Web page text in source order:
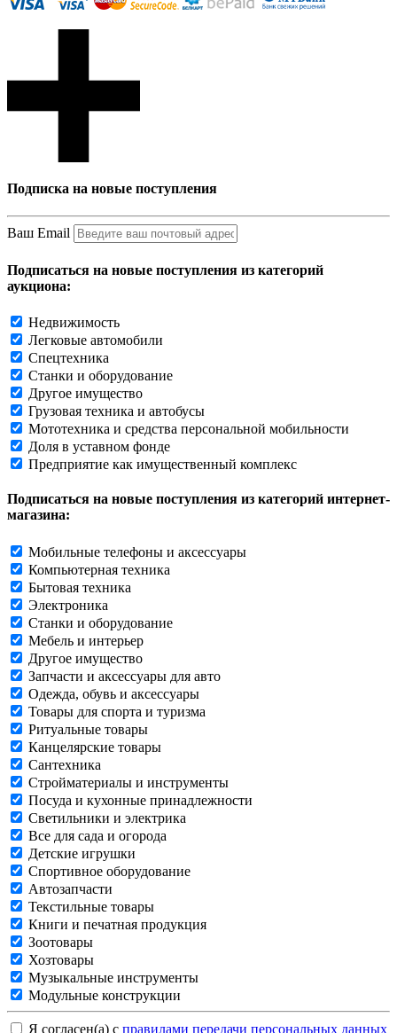
Подписка на новые поступления
Ваш Email
Подписаться на новые поступления из категорий
аукциона:
Недвижимость
Легковые автомобили
Спецтехника
Станки и оборудование
Другое имущество
Грузовая техника и автобусы
Мототехника и средства персональной мобильности
Доля в уставном фонде
Предприятие как имущественный комплекс
Подписаться на новые поступления из категорий интернет-
магазина:
Мобильные телефоны и аксессуары
Компьютерная техника
Бытовая техника
Электроника
Станки и оборудование
Мебель и интерьер
Другое имущество
Запчасти и аксессуары для авто
Одежда, обувь и аксессуары
Товары для спорта и туризма
Ритуальные товары
Канцелярские товары
Сантехника
Стройматериалы и инструменты
Посуда и кухонные принадлежности
Светильники и электрика
Все для сада и огорода
Детские игрушки
Спортивное оборудование
Автозапчасти
Текстильные товары
Книги и печатная продукция
Зоотовары
Хозтовары
Музыкальные инструменты
Модульные конструкции
Я согласен(а) с правилами передачи персональных данных